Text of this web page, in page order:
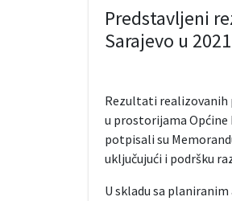
Predstavljeni
Sarajevo u
Rezultati realizovanih
u prostorijama Općine
potpisali su
uključujući i podršku
U skladu sa